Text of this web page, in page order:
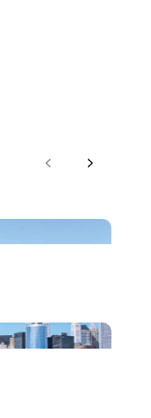
PreviousNext